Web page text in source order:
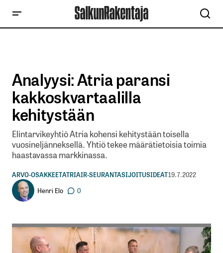
Analyysi: Atria paransi
kakkoskvartaalilla
kehitystään
Elintarvikeyhtiö Atria kohensi kehitystään toisella
vuosineljänneksellä. Yhtiö tekee määrätietoisia toimia
haastavassa markkinassa.
ARVO-OSAKKEETATRIAIR-SEURANTASIJOITUSIDEAT19.7.2022
Henri Elo
0